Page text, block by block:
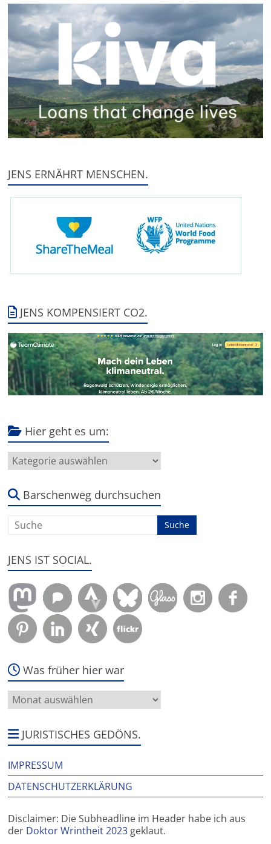
JENS ERNÄHRT MENSCHEN.
JENS KOMPENSIERT CO2.
Hier geht es um:
Hier
geht
um:Barschenweg durchsuchen
JENS IST SOCIAL.
Was früher hier war
Was
früher
warJURISTISCHES GEDÖNS.
IMPRESSUM
DATENSCHUTZERKLÄRUNG
Disclaimer: Die Subheadline im Header habe ich aus
der Doktor Wrintheit 2023 geklaut.